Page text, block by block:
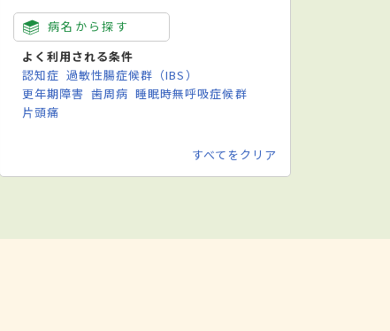
病名から探す
よく利用される条件
認知症 過敏性腸症候群（IBS）
更年期障害 歯周病 睡眠時無呼吸症候群
片頭痛
すべてをクリア